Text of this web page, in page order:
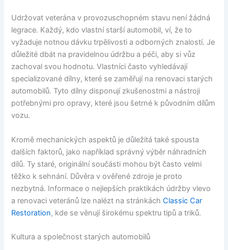
Udržovat veterána v provozuschopném stavu není žádná
legrace. Každý, kdo vlastní starší automobil, ví, že to
vyžaduje notnou dávku trpělivosti a odborných znalostí. Je
důležité dbát na pravidelnou údržbu a péči, aby si vůz
zachoval svou hodnotu. Vlastníci často vyhledávají
specializované dílny, které se zaměřují na renovaci starých
automobilů. Tyto dílny disponují zkušenostmi a nástroji
potřebnými pro opravy, které jsou šetrné k původním dílům
vozu.
Kromě mechanických aspektů je důležitá také spousta
dalších faktorů, jako například správný výběr náhradních
dílů. Ty staré, originální součásti mohou být často velmi
těžko k sehnání. Důvěra v ověřené zdroje je proto
nezbytná. Informace o nejlepších praktikách údržby vlevo
a renovaci veteránů lze nalézt na stránkáchClassic Car
Restoration, kde se věnují širokému spektru tipů a triků.
Kultura a společnost starých automobilů